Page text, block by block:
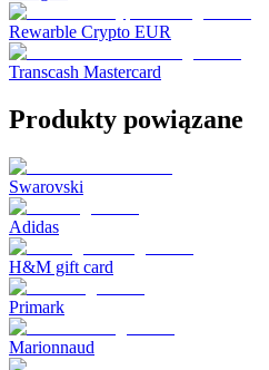
Rewarble Crypto EUR
Transcash Mastercard
Produkty powiązane
Swarovski
Adidas
H&M gift card
Primark
Marionnaud